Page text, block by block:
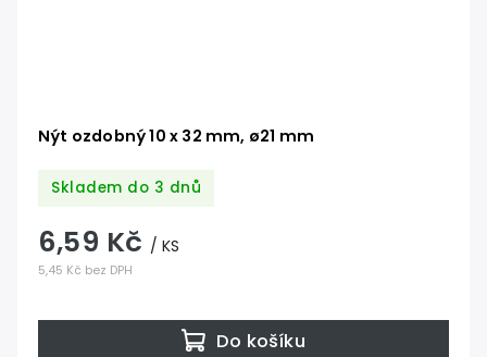
Nýt ozdobný 10 x 32 mm, ø21 mm
Skladem do 3 dnů
5,45 Kč bez DPH
6,59 Kč / KS
Do košíku